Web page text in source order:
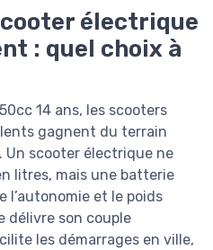
électrique
: quel choix à
14 ans, les scooters
gagnent du terrain
Un scooter électrique ne
litres, mais une batterie
l’autonomie et le poids
délivre son couple
les démarrages en ville,